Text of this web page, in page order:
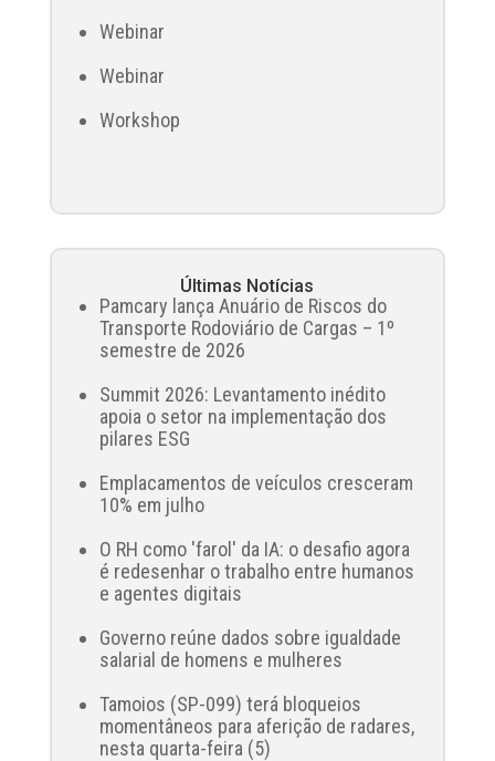
Webinar
Webinar
Workshop
Últimas Notícias
Pamcary lança Anuário de Riscos do
Transporte Rodoviário de Cargas – 1º
semestre de 2026
Summit 2026: Levantamento inédito
apoia o setor na implementação dos
pilares ESG
Emplacamentos de veículos cresceram
10% em julho
O RH como 'farol' da IA: o desafio agora
é redesenhar o trabalho entre humanos
e agentes digitais
Governo reúne dados sobre igualdade
salarial de homens e mulheres
Tamoios (SP-099) terá bloqueios
momentâneos para aferição de radares,
nesta quarta-feira (5)